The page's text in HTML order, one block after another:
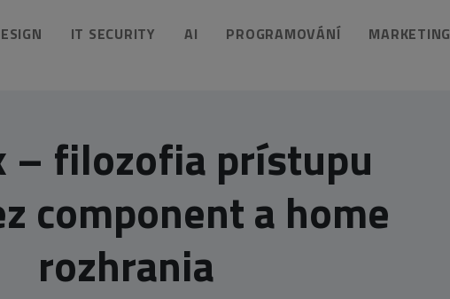
IT SECURITY AI PROGRAMOVÁNÍ MARKETING
– filozofia prístupu
component a home
rozhrania